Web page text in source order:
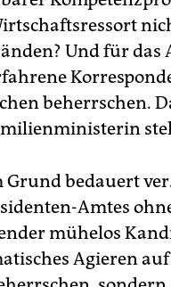
Und für
beherrschen.
Grund bedauert
Amtes
mühelos
Agieren